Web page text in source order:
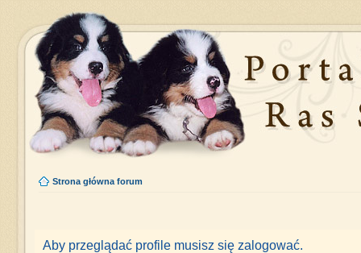
Strona główna forum
Aby przeglądać profile musisz się zalogować.